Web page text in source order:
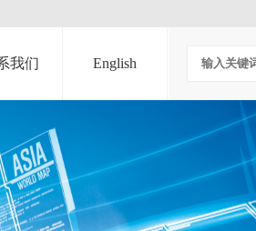
我们 English